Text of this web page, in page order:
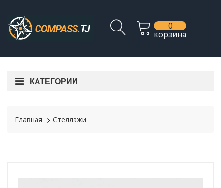
0
корзина
КАТЕГОРИИ
Главная Стеллажи